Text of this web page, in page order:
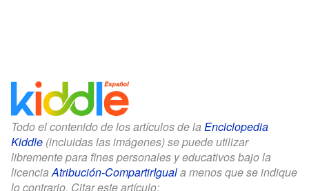
Todo el contenido de los artículos de la Enciclopedia
Kiddle (incluidas las imágenes) se puede utilizar
libremente para fines personales y educativos bajo la
licencia Atribución-CompartirIguala menos que se indique
lo contrario. Citar este artículo: